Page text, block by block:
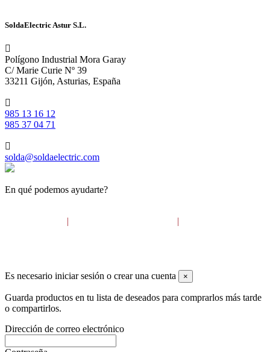
SoldaElectric Astur S.L.
Polígono Industrial Mora Garay
C/ Marie Curie Nº 39
33211 Gijón, Asturias, España
985 13 16 12
985 37 04 71
solda@soldaelectric.com
En qué podemos ayudarte?
| |
Es necesario iniciar sesión o crear una cuenta ×
Guarda productos en tu lista de deseados para comprarlos más tarde
o compartirlos.
Dirección de correo electrónico